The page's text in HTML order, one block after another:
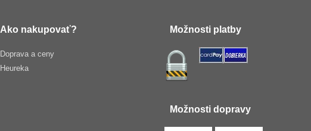
Ako nakupovať?
Doprava a ceny
Heureka
Možnosti platby
Možnosti dopravy